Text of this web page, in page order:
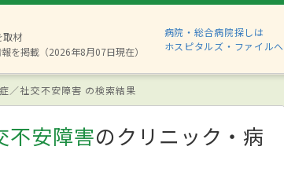
取材
を掲載（2026年8月07日現在）
病院・総合病院探しは
ホスピタルズ・ファイルへ
／社交不安障害 の検索結果
不安障害のクリニック・病